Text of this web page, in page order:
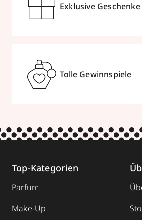
Exklusive Geschenke
Tolle Gewinnspiele
Top-Kategorien
Parfum
Make-Up